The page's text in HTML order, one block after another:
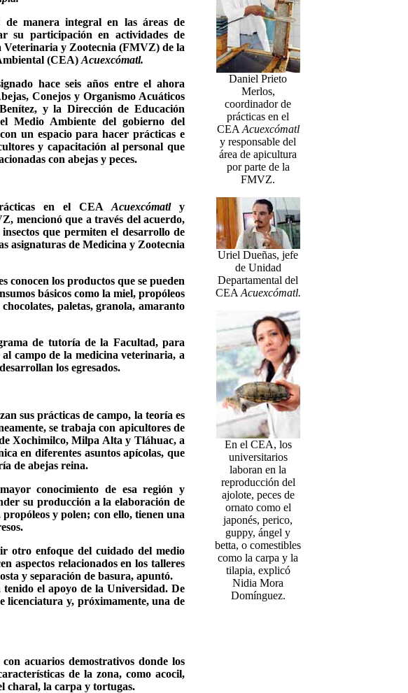
manera integral en las áreas de
su participación en actividades de
Veterinaria y Zootecnia (FMVZ) de la
(CEA) Acuexcómatl.
hace seis años entre el ahora
Conejos y Organismo Acuáticos
y la Dirección de Educación
Medio Ambiente del gobierno del
un espacio para hacer prácticas e
y capacitación al personal que
con abejas y peces.
en el CEA Acuexcómatly
mencionó que a través del acuerdo,
que permiten el desarrollo de
asignaturas de Medicina y Zootecnia
conocen los productos que se pueden
básicos como la miel, propóleos
paletas, granola, amaranto
de tutoría de la Facultad, para
campo de la medicina veterinaria, a
los egresados.
sus prácticas de campo, la teoría es
se trabaja con apicultores de
Xochimilco, Milpa Alta y Tláhuac, a
en diferentes asuntos apícolas, que
de abejas reina.
conocimiento de esa región y
su producción a la elaboración de
y polen; con ello, tienen una
otro enfoque del cuidado del medio
aspectos relacionados en los talleres
y separación de basura, apuntó.
tenido el apoyo de la Universidad. De
licenciatura y, próximamente, una de
acuarios demostrativos donde los
de la zona, como acocil,
charal, la carpa y tortugas.
Daniel Prieto
Merlos,
coordinador de
prácticas en el
CEA Acuexcómatl
y responsable del
área de apicultura
por parte de la
FMVZ.
Uriel Dueñas, jefe
de Unidad
Departamental del
CEA Acuexcómatl.
En el CEA, los
universitarios
laboran en la
reproducción del
ajolote, peces de
ornato como el
japonés, perico,
guppy, ángel y
betta, o comestibles
como la carpa y la
tilapia, explicó
Nidia Mora
Domínguez.